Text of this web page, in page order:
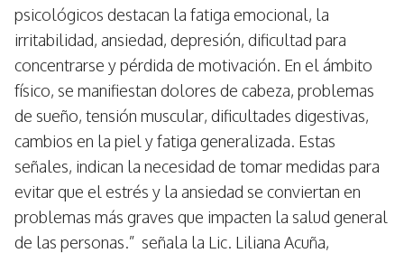
psicológicos destacan la fatiga emocional, la
irritabilidad, ansiedad, depresión, dificultad para
concentrarse y pérdida de motivación. En el ámbito
físico, se manifiestan dolores de cabeza, problemas
de sueño, tensión muscular, dificultades digestivas,
cambios en la piel y fatiga generalizada. Estas
señales, indican la necesidad de tomar medidas para
evitar que el estrés y la ansiedad se conviertan en
problemas más graves que impacten la salud general
de las personas.” señala la Lic. Liliana Acuña,